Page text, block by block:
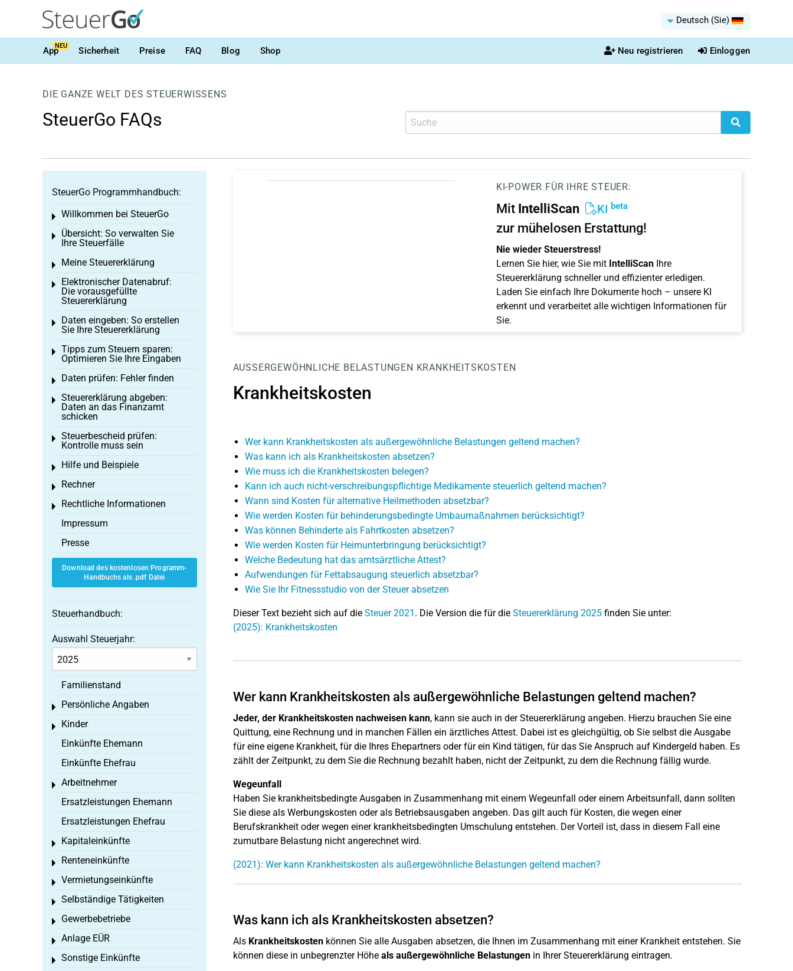
Deutsch (Sie)
AppNEU Sicherheit Preise FAQ Blog Shop Neu registrieren Einloggen
DIE GANZE WELT DES STEUERWISSENS
SteuerGo FAQs
KI-POWER FÜR IHRE STEUER:
Mit IntelliScan KI beta
zur mühelosen Erstattung!
Nie wieder Steuerstress!
Lernen Sie hier, wie Sie mit IntelliScanIhre
Steuererklärung schneller und effizienter erledigen.
Laden Sie einfach Ihre Dokumente hoch – unsere KI
erkennt und verarbeitet alle wichtigen Informationen für
Sie.
AUSSERGEWÖHNLICHE BELASTUNGEN KRANKHEITSKOSTEN
Krankheitskosten
Wer kann Krankheitskosten als außergewöhnliche Belastungen geltend machen?
Was kann ich als Krankheitskosten absetzen?
Wie muss ich die Krankheitskosten belegen?
Kann ich auch nicht-verschreibungspflichtige Medikamente steuerlich geltend machen?
Wann sind Kosten für alternative Heilmethoden absetzbar?
Wie werden Kosten für behinderungsbedingte Umbaumaßnahmen berücksichtigt?
Was können Behinderte als Fahrtkosten absetzen?
Wie werden Kosten für Heimunterbringung berücksichtigt?
Welche Bedeutung hat das amtsärztliche Attest?
Aufwendungen für Fettabsaugung steuerlich absetzbar?
Wie Sie Ihr Fitnessstudio von der Steuer absetzen
Dieser Text bezieht sich auf die Steuer 2021 . Die Version die für die Steuererklärung 2025finden Sie unter:
(2025): Krankheitskosten
Wer kann Krankheitskosten als außergewöhnliche Belastungen geltend machen?
Jeder, der Krankheitskosten nachweisen kann, kann sie auch in der Steuererklärung angeben. Hierzu brauchen Sie eine
Quittung, eine Rechnung und in manchen Fällen ein ärztliches Attest. Dabei ist es gleichgültig, ob Sie selbst die Ausgabe
für eine eigene Krankheit, für die Ihres Ehepartners oder für ein Kind tätigen, für das Sie Anspruch auf Kindergeld haben. Es
zählt der Zeitpunkt, zu dem Sie die Rechnung bezahlt haben, nicht der Zeitpunkt, zu dem die Rechnung fällig wurde.
Wegeunfall
Haben Sie krankheitsbedingte Ausgaben in Zusammenhang mit einem Wegeunfall oder einem Arbeitsunfall, dann sollten
Sie diese als Werbungskosten oder als Betriebsausgaben angeben. Das gilt auch für Kosten, die wegen einer
Berufskrankheit oder wegen einer krankheitsbedingten Umschulung entstehen. Der Vorteil ist, dass in diesem Fall eine
zumutbare Belastung nicht angerechnet wird.
(2021): Wer kann Krankheitskosten als außergewöhnliche Belastungen geltend machen?
Was kann ich als Krankheitskosten absetzen?
Als Krankheitskostenkönnen Sie alle Ausgaben absetzen, die Ihnen im Zusammenhang mit einer Krankheit entstehen. Sie
können diese in unbegrenzter Höhe als außergewöhnliche Belastungenin Ihrer Steuererklärung eintragen.
SteuerGo Programmhandbuch:
Willkommen bei SteuerGo
Toggle menu
Übersicht: So verwalten Sie
Ihre Steuerfälle
Toggle menu
Meine Steuererklärung
Toggle menu
Elektronischer Datenabruf:
Die vorausgefüllte
Steuererklärung
Toggle menu
Daten eingeben: So erstellen
Sie Ihre Steuererklärung
Toggle menu
Tipps zum Steuern sparen:
Optimieren Sie Ihre Eingaben
Toggle menu
Daten prüfen: Fehler finden
Toggle menu
Steuererklärung abgeben:
Daten an das Finanzamt
schicken
Toggle menu
Steuerbescheid prüfen:
Kontrolle muss sein
Toggle menu
Hilfe und Beispiele
Toggle menu
Rechner
Toggle menu
Rechtliche Informationen
Toggle menu
Impressum
Presse
Download des kostenlosen Programm-
Handbuchs als .pdf Datei
Steuerhandbuch:
Auswahl Steuerjahr:
Familienstand
Persönliche Angaben
Toggle menu
Kinder
Toggle menu
Einkünfte Ehemann
Einkünfte Ehefrau
Arbeitnehmer
Toggle menu
Ersatzleistungen Ehemann
Ersatzleistungen Ehefrau
Kapitaleinkünfte
Toggle menu
Renteneinkünfte
Toggle menu
Vermietungseinkünfte
Toggle menu
Selbständige Tätigkeiten
Toggle menu
Gewerbebetriebe
Toggle menu
Anlage EÜR
Toggle menu
Sonstige Einkünfte
Toggle menu